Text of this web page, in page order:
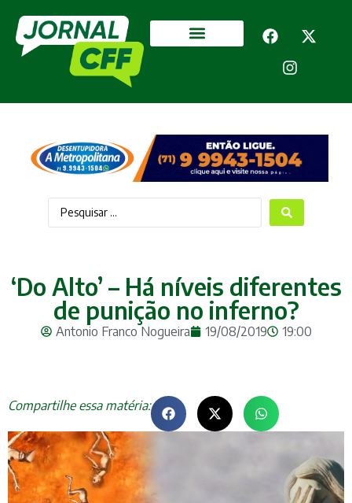
‘Do Alto’ – Há níveis diferentes
de punição no inferno?
Antonio Franco Nogueira 19/08/2019 19:00
Compartilhe essa matéria: